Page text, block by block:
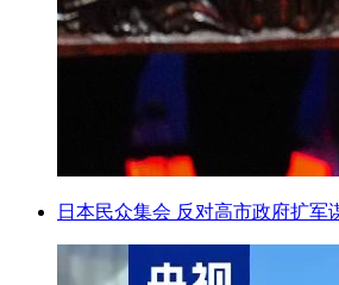
日本民众集会 反对高市政府扩军